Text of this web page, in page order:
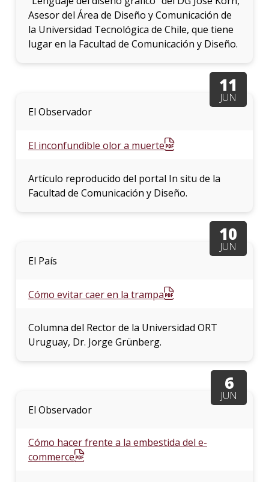
Asesor del Área de Diseño y Comunicación de
la Universidad Tecnológica de Chile, que tiene
lugar en la Facultad de Comunicación y Diseño.
11
JUN
El Observador
El inconfundible olor a muerte
Artículo reproducido del portal In situ de la
Facultad de Comunicación y Diseño.
10
JUN
El País
Cómo evitar caer en la trampa
Columna del Rector de la Universidad ORT
Uruguay, Dr. Jorge Grünberg.
6
JUN
El Observador
Cómo hacer frente a la embestida del e-
commerce